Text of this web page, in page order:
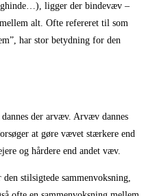
ligger der bindevæv –
alt. Ofte refereret til som
har stor betydning for den
der arvæv. Arvæv dannes
at gøre vævet stærkere end
og hårdere end andet væv.
stilsigtede sammenvoksning,